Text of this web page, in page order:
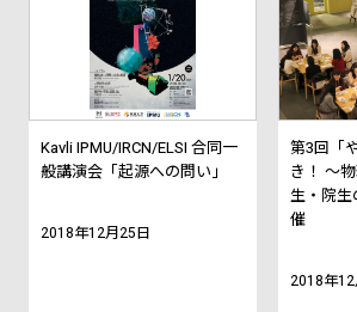
Kavli IPMU/IRCN/ELSI 合同一
般講演会「起源への問い」
2018年12月25日
第3回「
き！ ～
生・院生
催
2018年